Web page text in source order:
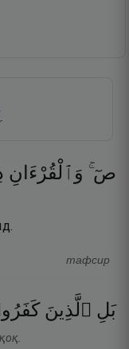
صٓ ۚ وَٱلْقُرْءَانِ
тафсир
بَلِ ٱلَّذِينَ